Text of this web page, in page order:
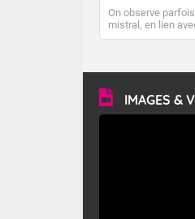
On observe
mistral, en lien
forêt. Mais qu'est-
vitesse moyenne
en rafales, parfois
du Rhône et la
méditerranéen à
IMAGES &